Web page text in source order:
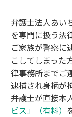
弁護士法人あい
を専門に扱う法
ご家族が警察に
こしてしまった
律事務所までご
逮捕され身柄が
弁護士が直接本
ビス」（有料）